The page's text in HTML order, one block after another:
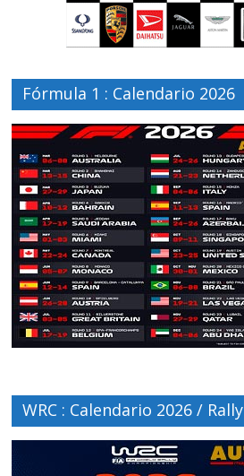
Fórmula 1 : Calendario 2026
WRC : Calendario 2026 / Rally